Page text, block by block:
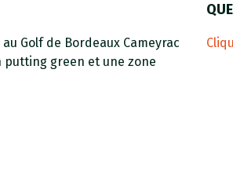
Golf de Bordeaux Cameyrac
putting green et une zone